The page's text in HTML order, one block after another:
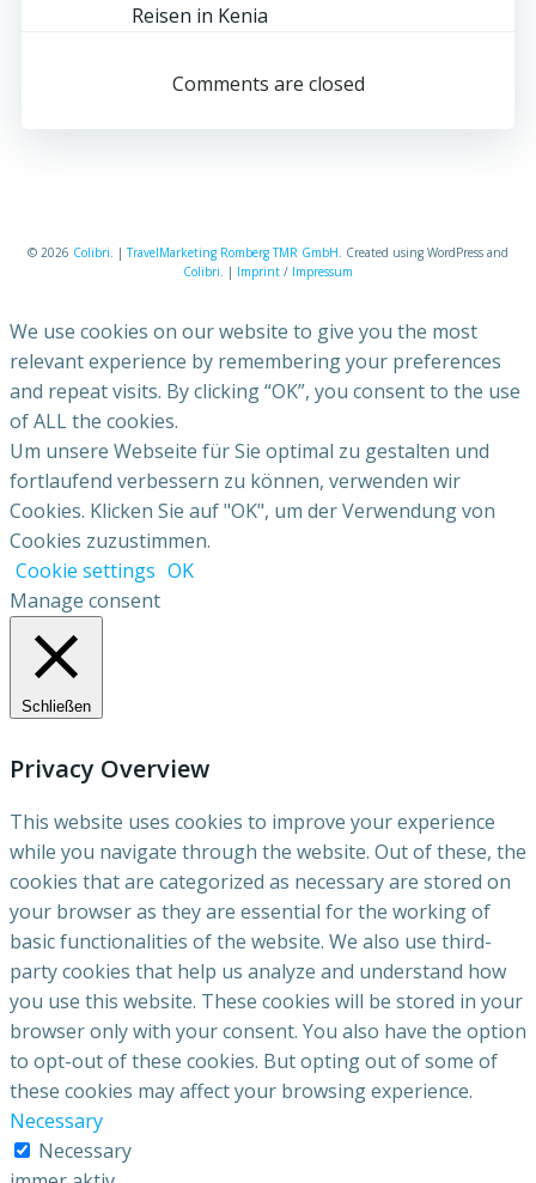
Reisen in Kenia
Comments are closed
© 2026 Colibri . |TravelMarketing Romberg TMR GmbH . Created using WordPress and
Colibri . | Imprint / Impressum
We use cookies on our website to give you the most
relevant experience by remembering your preferences
and repeat visits. By clicking “OK”, you consent to the use
of ALL the cookies.
Um unsere Webseite für Sie optimal zu gestalten und
fortlaufend verbessern zu können, verwenden wir
Cookies. Klicken Sie auf "OK", um der Verwendung von
Cookies zuzustimmen.
Cookie settings OK
Manage consent
Schließen
Privacy Overview
This website uses cookies to improve your experience
while you navigate through the website. Out of these, the
cookies that are categorized as necessary are stored on
your browser as they are essential for the working of
basic functionalities of the website. We also use third-
party cookies that help us analyze and understand how
you use this website. These cookies will be stored in your
browser only with your consent. You also have the option
to opt-out of these cookies. But opting out of some of
these cookies may affect your browsing experience.
Necessary
Necessary